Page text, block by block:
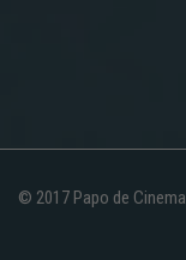
© 2017 Papo de Cinema